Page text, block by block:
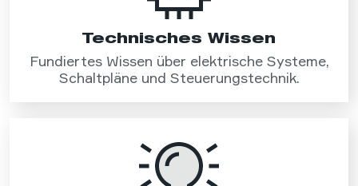
Technisches Wissen
Fundiertes Wissen über elektrische Systeme,
Schaltpläne und Steuerungstechnik.